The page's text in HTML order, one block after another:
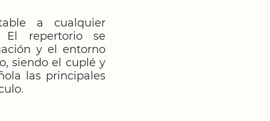
a cualquier
El repertorio se
y el entorno
siendo el cuplé y
las principales